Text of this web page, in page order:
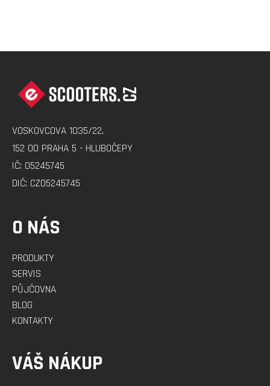
VOSKOVCOVA 1035/22,
152 00 PRAHA 5 - HLUBOČEPY
IČ: 05245745
DIČ: CZ05245745
O NÁS
PRODUKTY
SERVIS
PŮJČOVNA
BLOG
KONTAKTY
VÁŠ NÁKUP